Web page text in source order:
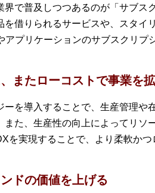
界で普及しつつあるのが「サブス
を借りられるサービスや、スタイ
アプリケーションのサブスクリプ
またローコストで事業を
ーを導入することで、生産管理や
また、生産性の向上によってリ
を実現することで、より柔軟か
ドの価値を上げる